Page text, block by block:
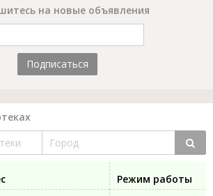
на новые объявления
Подписаться
Режим работы